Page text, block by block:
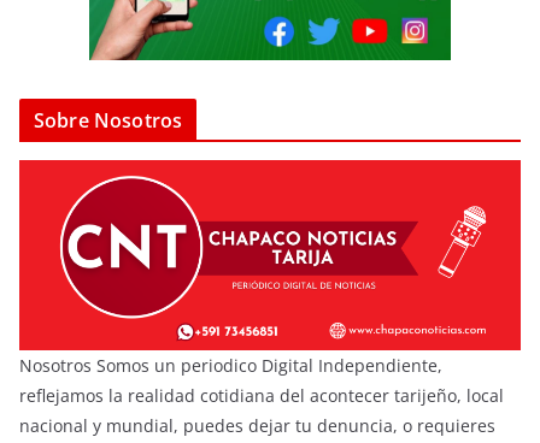
Sobre Nosotros
Nosotros Somos un periodico Digital Independiente,
reflejamos la realidad cotidiana del acontecer tarijeño, local
nacional y mundial, puedes dejar tu denuncia, o requieres